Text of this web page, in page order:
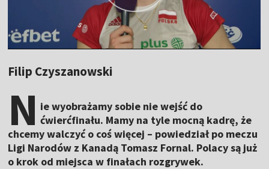
Filip Czyszanowski
N ie wyobrażamy sobie nie wejść do
ćwierćfinału. Mamy na tyle mocną kadrę, że
chcemy walczyć o coś więcej – powiedział po meczu
Ligi Narodów z Kanadą Tomasz Fornal. Polacy są już
o krok od miejsca w finałach rozgrywek.